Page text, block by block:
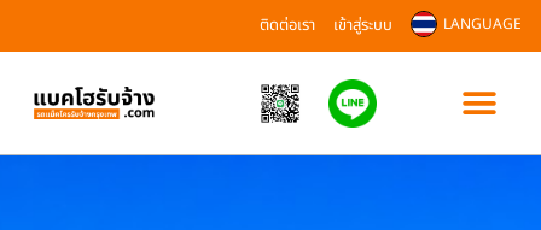
ติดต่อเรา เข้าสู่ระบบ LANGUAGE